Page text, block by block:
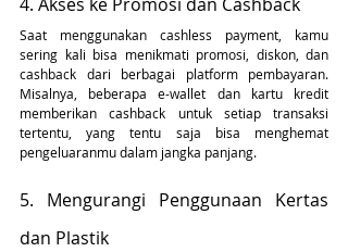
Saat menggunakan cashless payment, kamu
sering kali bisa menikmati promosi, diskon, dan
cashback dari berbagai platform pembayaran.
Misalnya, beberapa e-wallet dan kartu kredit
memberikan cashback untuk setiap transaksi
tertentu, yang tentu saja bisa menghemat
pengeluaranmu dalam jangka panjang.
5. Mengurangi Penggunaan Kertas
dan Plastik